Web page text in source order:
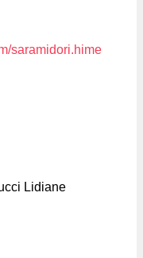
saramidori.hime
Lidiane